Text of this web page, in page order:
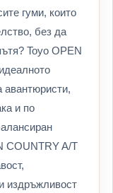
гуми, които
без да
Toyo OPEN
авантюристи,
и по
COUNTRY A/T
издръжливост